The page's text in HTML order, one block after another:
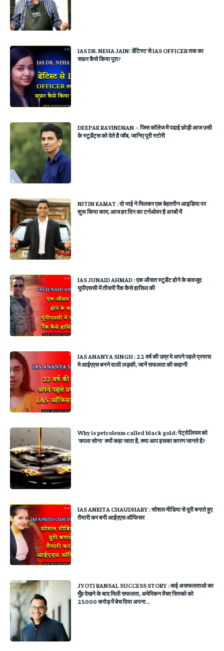
IAS DR. NEHA JAIN: डेंटिस्ट से IAS OFFICER तक का
सफ़र कैसे किया पूरा?
DEEPAK RAVINDRAN – जिस कॉलेज में पढाई छोड़ी आज उसी
के स्टूडेंट्स को देते है जॉब, जानिए पूरी स्टोरी
NITIN KAMAT : दो भाई ने मिलकर एक बेहतरीन आइडिया पर
शुरू किया काम, आज हर दिन का टर्नओवर है अरबों में
IAS JUNAID AHMAD : एक औसत स्टूडेंट होने के बावजूद
यूपीएससी में तीसरी रैंक कैसे हासिल की
IAS ANANYA SINGH : 22 वर्ष की उम्र मे अपने पहले प्रयास
मे आईएएस बनने वाली लड़की, जानें सफलता की कहानी
Why is petroleum called black gold: पेट्रोलियम को
‘काला सोना’ क्यों कहा जाता है, क्या आप इसका कारण जानते है?
IAS ANKITA CHAUDHARY : सोशल मीडिया से दूरी बनाते हुए
तैयारी कर बनी आईएएस ऑफिसर
JYOTI BANSAL SUCCESS STORY : कई असफलताओ का
मुँह देखने के बाद मिली सफलता, अमेरिकन वेंचर सिस्को को
25000 करोड़ में बेच दिया अपना...